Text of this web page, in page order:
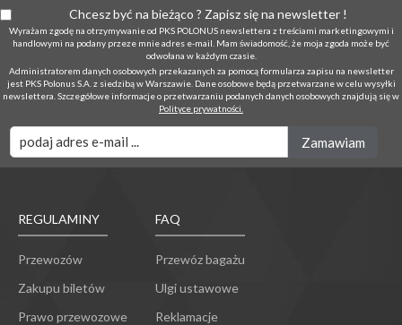
Chcesz być na bieżąco ? Zapisz się na newsletter !
Wyrażam zgodę na otrzymywanie od PKS POLONUS newslettera z treściami marketingowymi i
handlowymi na podany przeze mnie adres e-mail. Mam świadomość, że moja zgoda może być
odwołana w każdym czasie.
Administratorem danych osobowych przekazanych za pomocą formularza zapisu na newsletter
jest PKS Polonus S.A. z siedzibą w Warszawie. Dane osobowe będą przetwarzane w celu wysyłki
newslettera. Szczegółowe informacje o przetwarzaniu podanych danych osobowych znajdują się w
Polityce prywatności.
REGULAMINY
Przewozów
Zakupu biletów
Prawo przewozowe
FAQ
Przewóz bagażu
Ulgi ustawowe
Reklamacje